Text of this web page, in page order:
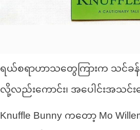
ရယ်စရာဟာသတွေကြားက သင်ခန်း
လို့လည်းကောင်း၊ အပေါင်းအသင်
Knuffle Bunny ကတော့ Mo